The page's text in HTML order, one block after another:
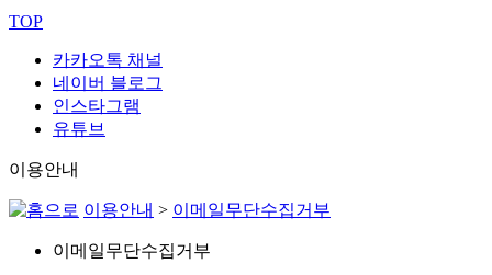
TOP
카카오톡 채널
네이버 블로그
인스타그램
유튜브
이용안내
이용안내 > 이메일무단수집거부
이메일무단수집거부